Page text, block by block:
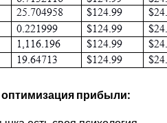
прибыли: